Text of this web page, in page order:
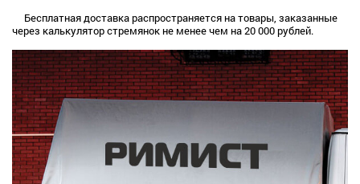
Бесплатная доставка распространяется на товары, заказанные
через калькулятор стремянок не менее чем на 20 000 рублей.